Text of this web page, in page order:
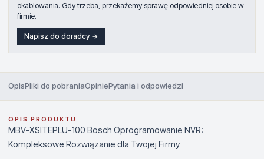
okablowania. Gdy trzeba, przekażemy sprawę odpowiedniej osobie w
firmie.
Napisz do doradcy →
OpisPliki do pobraniaOpiniePytania i odpowiedzi
OPIS PRODUKTU
MBV-XSITEPLU-100 Bosch Oprogramowanie NVR:
Kompleksowe Rozwiązanie dla Twojej Firmy